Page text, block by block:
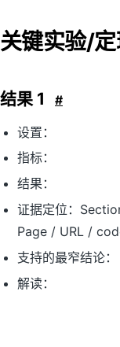
关键实验/
结果 1 #
设置：
指标：
结果：
证据定位：
Page / URL /
支持的最窄结论：
解读：